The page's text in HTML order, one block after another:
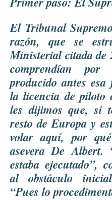
El Tribunal
razón, que se
Ministerial citada de
comprendían
producido antes
la licencia de piloto
les dijimos que, si
resto de Europa y
volar aquí, por
asevera De
estaba ejecutado”,
al obstáculo
“Pues lo